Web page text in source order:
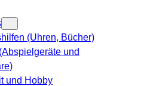
(Uhren, Bücher)
und
und Hobby